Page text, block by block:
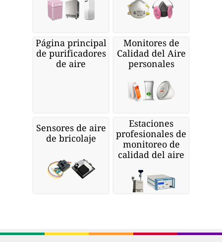
Página principal
de purificadores
de aire
Monitores de
Calidad del Aire
personales
Sensores de aire
de bricolaje
Estaciones
profesionales de
monitoreo de
calidad del aire